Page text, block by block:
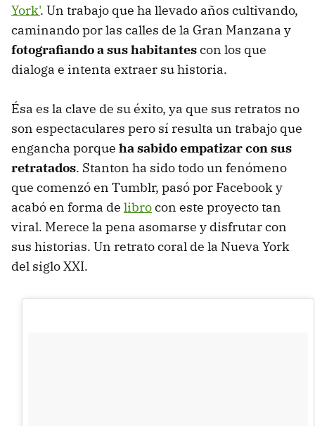
York'. Un trabajo que ha llevado años cultivando,
caminando por las calles de la Gran Manzana y
fotografiando a sus habitantescon los que
dialoga e intenta extraer su historia.
Ésa es la clave de su éxito, ya que sus retratos no
son espectaculares pero sí resulta un trabajo que
engancha porque ha sabido empatizar con sus
retratados. Stanton ha sido todo un fenómeno
que comenzó en Tumblr, pasó por Facebook y
acabó en forma de librocon este proyecto tan
viral. Merece la pena asomarse y disfrutar con
sus historias. Un retrato coral de la Nueva York
del siglo XXI.